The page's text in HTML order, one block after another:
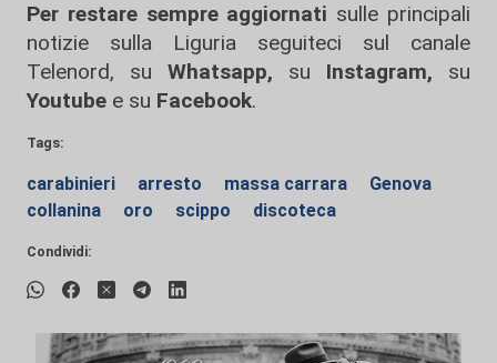
Per restare sempre aggiornati sulle principali
notizie sulla Liguria seguiteci sul canale
Telenord, su
Whatsapp, su Instagram, su
Youtube e su Facebook.
Tags:
carabinieri arresto massa carrara
Genova
collanina
oro scippo discoteca
Condividi: